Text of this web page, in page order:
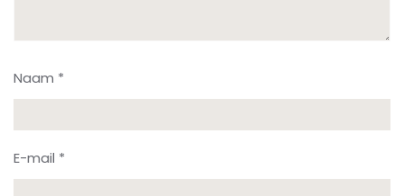
Naam *
E-mail *